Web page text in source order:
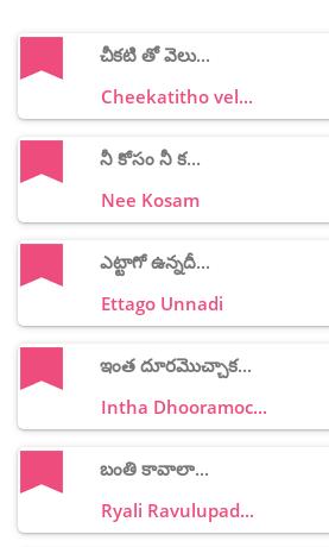
చీకటి తో వెలు...
Cheekatitho vel...
నీ కోసం నీ క...
Nee Kosam
ఎట్టాగో ఉన్నదీ...
Ettago Unnadi
ఇంత దూరమొచ్చాక...
Intha Dhooramoc...
బంతి కావాలా...
Ryali Ravulupad...